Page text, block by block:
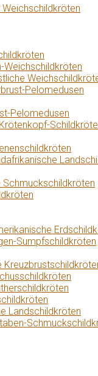
Weichschildkröten
Pelomedusen
Pelomedusen
Sumpfschildkröten
Landschildkröten